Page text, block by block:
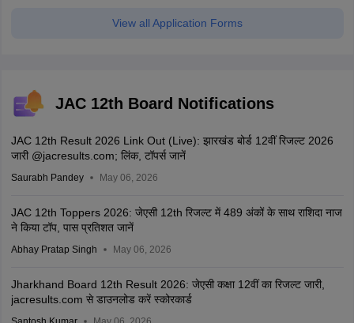
View all Application Forms
JAC 12th Board Notifications
JAC 12th Result 2026 Link Out (Live): झारखंड बोर्ड 12वीं रिजल्ट 2026
जारी @jacresults.com; लिंक, टॉपर्स जानें
Saurabh Pandey May 06, 2026
JAC 12th Toppers 2026: जेएसी 12th रिजल्ट में 489 अंकों के साथ राशिदा नाज
ने किया टॉप, पास प्रतिशत जानें
Abhay Pratap Singh May 06, 2026
Jharkhand Board 12th Result 2026: जेएसी कक्षा 12वीं का रिजल्ट जारी,
jacresults.com से डाउनलोड करें स्कोरकार्ड